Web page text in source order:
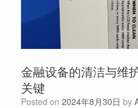
金融设备的清洁与维
关键
Posted on 2024年8月30日 by